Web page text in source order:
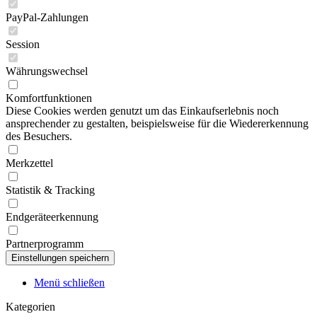
PayPal-Zahlungen
Session
Währungswechsel
Komfortfunktionen
Diese Cookies werden genutzt um das Einkaufserlebnis noch
ansprechender zu gestalten, beispielsweise für die Wiedererkennung
des Besuchers.
Merkzettel
Statistik & Tracking
Endgeräteerkennung
Partnerprogramm
Menü schließen
Kategorien